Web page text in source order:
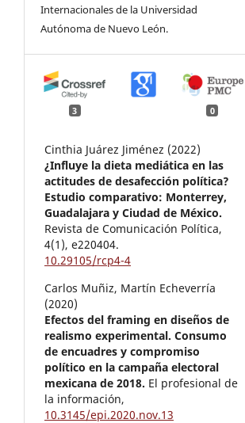
Internacionales de la Universidad
Autónoma de Nuevo León.
3 0
Cinthia Juárez Jiménez (2022)
¿Influye la dieta mediática en las
actitudes de desafección política?
Estudio comparativo: Monterrey,
Guadalajara y Ciudad de México.
Revista de Comunicación Política,
4(1),e220404.
10.29105/rcp4-4
Carlos Muñiz, Martín Echeverría
(2020)
Efectos del framing en diseños de
realismo experimental. Consumo
de encuadres y compromiso
político en la campaña electoral
mexicana de 2018. El profesional de
la información,
10.3145/epi.2020.nov.13